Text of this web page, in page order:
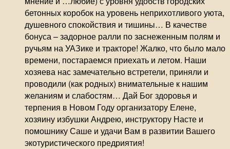
бетонных коробок на уровень неприхотливого уюта,
душевного спокойствия и тишины… В качестве
бонуса – задорное ралли по заснеженным полям и
ручьям на УАЗике и тракторе! Жалко, что было мало
времени, постараемся приехать и летом. Наши
хозяева нас замечательно встретели, приняли и
проводили (как родных) внимательные к нашим
желаниям и слабостям… Дай Бог здоровья и
терпения в Новом Году организатору Елене,
хозяину избушки Андрею, инструктору Насте и
помошнику Саше и удачи Вам в развитии Вашего
экотуристического предриятия!